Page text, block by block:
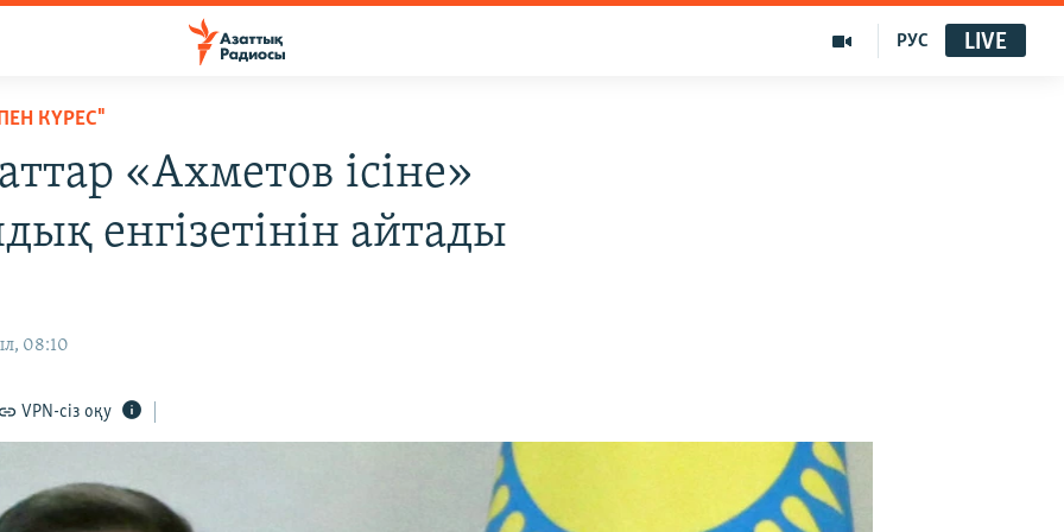
РУС LIVE
КҮРЕС"
«Ахметов ісіне»
енгізетінін айтады
08:10
VPN-сіз оқу